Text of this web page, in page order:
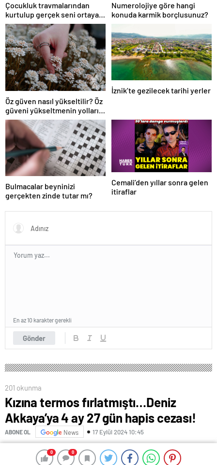
0 0
Çocukluk travmalarından
kurtulup gerçek seni ortaya
çıkar!
Numerolojiye göre hangi
konuda karmik borçlusunuz?
Öz güven nasıl yükseltilir? Öz
güveni yükseltmenin yolları
nelerdir?
İznik’te gezilecek tarihi yerler
Bulmacalar beyninizi
gerçekten zinde tutar mı?
Cemali’den yıllar sonra gelen
itiraflar
Gönder
En az 10 karakter gerekli
201 okunma
Kızına termos fırlatmıştı…Deniz
Akkaya’ya 4 ay 27 gün hapis cezası!
ABONE OL News 17 Eylül 2024 10:45
0 0